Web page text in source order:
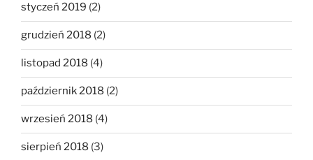
styczeń 2019 (2)
grudzień 2018 (2)
listopad 2018 (4)
październik 2018 (2)
wrzesień 2018 (4)
sierpień 2018 (3)